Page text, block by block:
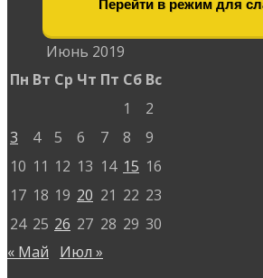
Перейти в режим для
Июнь 2019
Пн Вт Ср Чт Пт Сб Вс
1
2
3
4 5 6 7 8
9
10 11 12 13 14 15 16
17 18 19 20 21 22 23
24 25 26 27 28 29 30
« Май
Июл »